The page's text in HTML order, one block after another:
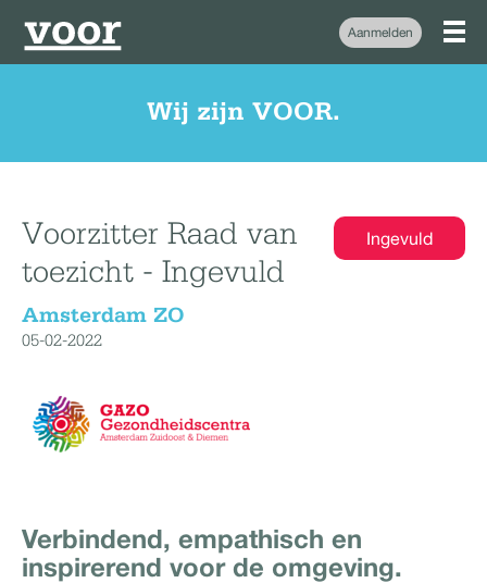
Aanmelden
Wij zijn VOOR.
Ingevuld
Voorzitter Raad van
toezicht - Ingevuld
Amsterdam ZO
05-02-2022
Verbindend, empathisch en
inspirerend voor de omgeving.